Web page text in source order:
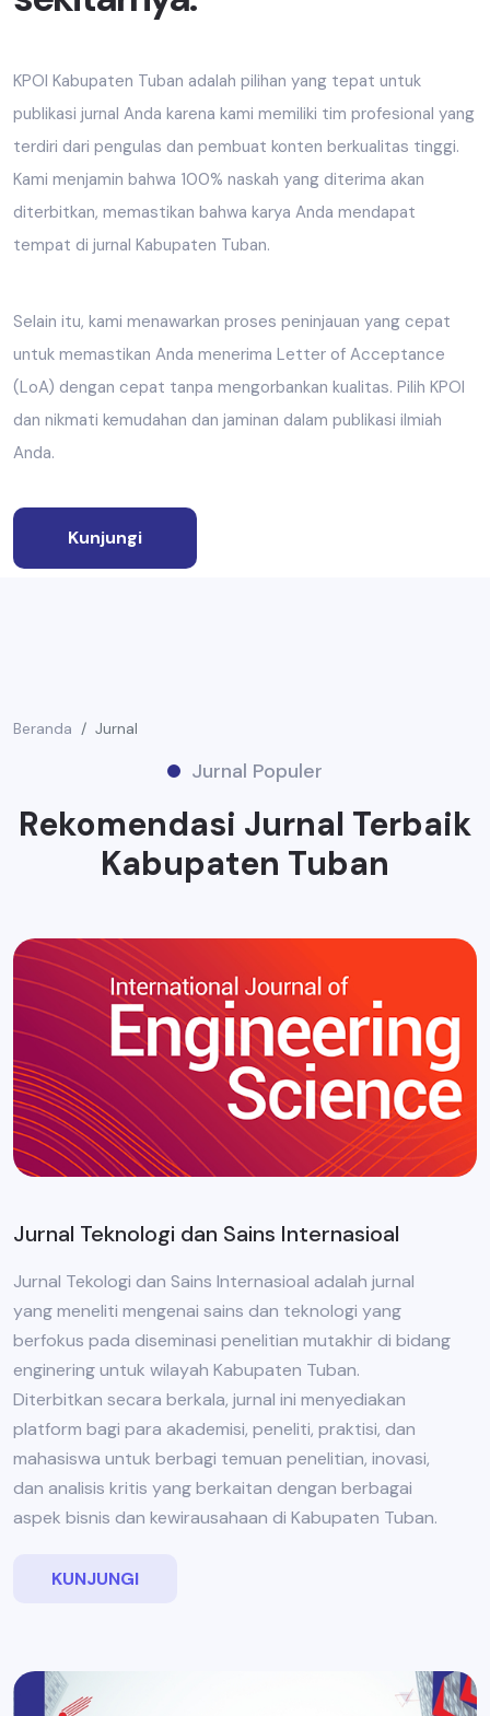
KPOI Kabupaten Tuban adalah pilihan yang tepat untuk
publikasi jurnal Anda karena kami memiliki tim profesional yang
terdiri dari pengulas dan pembuat konten berkualitas tinggi.
Kami menjamin bahwa 100% naskah yang diterima akan
diterbitkan, memastikan bahwa karya Anda mendapat
tempat di jurnal Kabupaten Tuban.
Selain itu, kami menawarkan proses peninjauan yang cepat
untuk memastikan Anda menerima Letter of Acceptance
(LoA) dengan cepat tanpa mengorbankan kualitas. Pilih KPOI
dan nikmati kemudahan dan jaminan dalam publikasi ilmiah
Anda.
Kunjungi
Beranda Jurnal
Jurnal Populer
Rekomendasi Jurnal Terbaik
Kabupaten Tuban
Jurnal Teknologi dan Sains Internasioal
Jurnal Tekologi dan Sains Internasioal adalah jurnal
yang meneliti mengenai sains dan teknologi yang
berfokus pada diseminasi penelitian mutakhir di bidang
enginering untuk wilayah Kabupaten Tuban.
Diterbitkan secara berkala, jurnal ini menyediakan
platform bagi para akademisi, peneliti, praktisi, dan
mahasiswa untuk berbagi temuan penelitian, inovasi,
dan analisis kritis yang berkaitan dengan berbagai
aspek bisnis dan kewirausahaan di Kabupaten Tuban.
KUNJUNGI